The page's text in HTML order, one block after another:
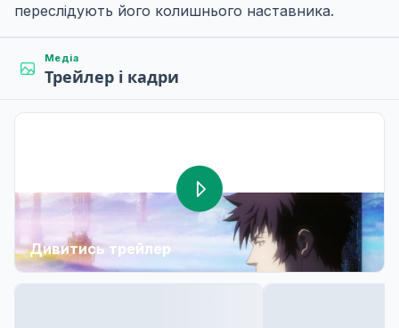
переслідують його колишнього наставника.
Медіа
Трейлер і кадри
Дивитись трейлер